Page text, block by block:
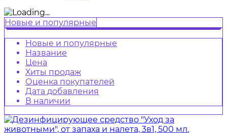
Новые и популярные
Новые и популярные
Название
Цена
Хиты продаж
Оценка покупателей
Дата добавления
В наличии